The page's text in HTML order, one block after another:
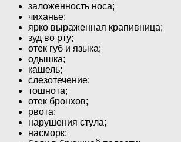
заложенность носа;
чиханье;
ярко выраженная крапивница;
зуд во рту;
отек губ и языка;
одышка;
кашель;
слезотечение;
тошнота;
отек бронхов;
рвота;
нарушения стула;
насморк;